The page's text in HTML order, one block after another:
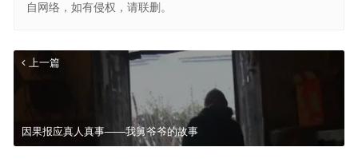
自网络，如有侵权，请联删。
上一篇
因果报应真人真事——我舅爷爷的故事